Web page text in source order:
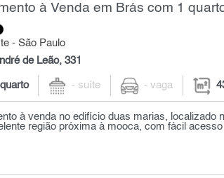
à Venda em Brás com 1
- São Paulo
de Leão, 331
- suíte - vaga
à venda no edifício duas marias, localizado
região próxima à mooca, com fácil